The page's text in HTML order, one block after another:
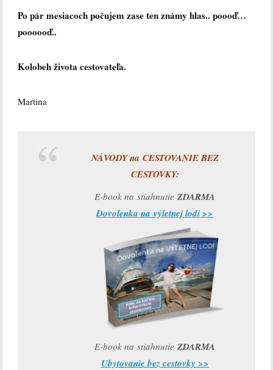
Po pár mesiacoch počujem zase ten známy hlas.. poooď…
poooooď..
Kolobeh života cestovateľa.
Martina
NÁVODY na CESTOVANIE BEZ
CESTOVKY:
E-book na stiahnutie ZDARMA
Dovolenka na výletnej lodi >>
E-book na stiahnutie ZDARMA
Ubytovanie bez cestovky >>